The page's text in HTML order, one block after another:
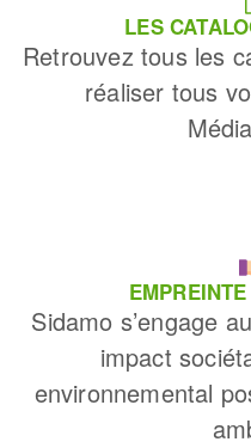
LES
Retrouvez tous les
réaliser tous
Sidamo s’engage
impact
environnemental